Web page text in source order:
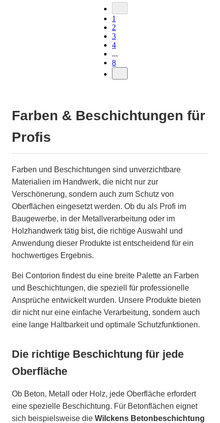
1
2
3
4
...
8
Farben & Beschichtungen für
Profis
Farben und Beschichtungen sind unverzichtbare
Materialien im Handwerk, die nicht nur zur
Verschönerung, sondern auch zum Schutz von
Oberflächen eingesetzt werden. Ob du als Profi im
Baugewerbe, in der Metallverarbeitung oder im
Holzhandwerk tätig bist, die richtige Auswahl und
Anwendung dieser Produkte ist entscheidend für ein
hochwertiges Ergebnis.
Bei Contorion findest du eine breite Palette an Farben
und Beschichtungen, die speziell für professionelle
Ansprüche entwickelt wurden. Unsere Produkte bieten
dir nicht nur eine einfache Verarbeitung, sondern auch
eine lange Haltbarkeit und optimale Schutzfunktionen.
Die richtige Beschichtung für jede
Oberfläche
Ob Beton, Metall oder Holz, jede Oberfläche erfordert
eine spezielle Beschichtung. Für Betonflächen eignet
sich beispielsweise die Wilckens Betonbeschichtung